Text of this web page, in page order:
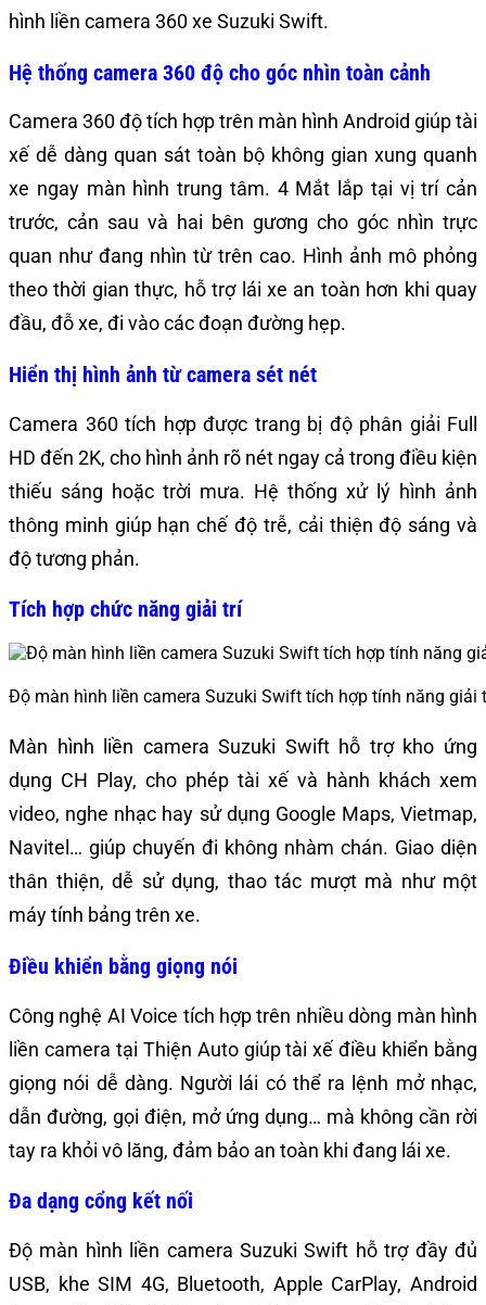
hình liền camera 360 xe Suzuki Swift.
Hệ thống camera 360 độ cho góc nhìn toàn cảnh
Camera 360 độ tích hợp trên màn hình Android giúp tài
xế dễ dàng quan sát toàn bộ không gian xung quanh
xe ngay màn hình trung tâm. 4 Mắt lắp tại vị trí cản
trước, cản sau và hai bên gương cho góc nhìn trực
quan như đang nhìn từ trên cao. Hình ảnh mô phỏng
theo thời gian thực, hỗ trợ lái xe an toàn hơn khi quay
đầu, đỗ xe, đi vào các đoạn đường hẹp.
Hiển thị hình ảnh từ camera sét nét
Camera 360 tích hợp được trang bị độ phân giải Full
HD đến 2K, cho hình ảnh rõ nét ngay cả trong điều kiện
thiếu sáng hoặc trời mưa. Hệ thống xử lý hình ảnh
thông minh giúp hạn chế độ trễ, cải thiện độ sáng và
độ tương phản.
Tích hợp chức năng giải trí
Độ màn hình liền camera Suzuki Swift tích hợp tính năng giải
Màn hình liền camera Suzuki Swift hỗ trợ kho ứng
dụng CH Play, cho phép tài xế và hành khách xem
video, nghe nhạc hay sử dụng Google Maps, Vietmap,
Navitel… giúp chuyến đi không nhàm chán. Giao diện
thân thiện, dễ sử dụng, thao tác mượt mà như một
máy tính bảng trên xe.
Điều khiển bằng giọng nói
Công nghệ AI Voice tích hợp trên nhiều dòng màn hình
liền camera tại Thiện Auto giúp tài xế điều khiển bằng
giọng nói dễ dàng. Người lái có thể ra lệnh mở nhạc,
dẫn đường, gọi điện, mở ứng dụng… mà không cần rời
tay ra khỏi vô lăng, đảm bảo an toàn khi đang lái xe.
Đa dạng cổng kết nối
Độ màn hình liền camera Suzuki Swift hỗ trợ đầy đủ
USB, khe SIM 4G, Bluetooth, Apple CarPlay, Android